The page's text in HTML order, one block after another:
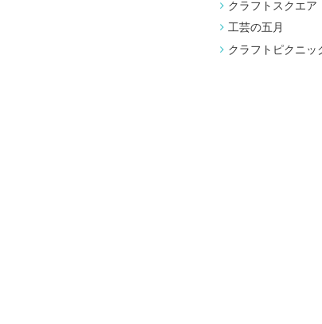
クラフトスクエア
工芸の五月
クラフトピクニッ